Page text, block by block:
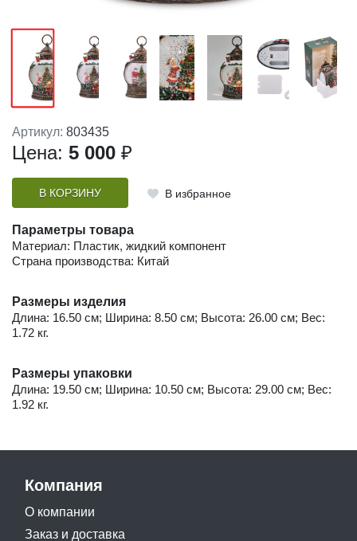
Артикул: 803435
Цена: 5 000 ₽
В КОРЗИНУ В избранное
Параметры товара
Материал: Пластик, жидкий компонент
Страна производства: Китай
Размеры изделия
Длина: 16.50 см; Ширина: 8.50 см; Высота: 26.00 см; Вес:
1.72 кг.
Размеры упаковки
Длина: 19.50 см; Ширина: 10.50 см; Высота: 29.00 см; Вес:
1.92 кг.
Компания
О компании
Заказ и доставка